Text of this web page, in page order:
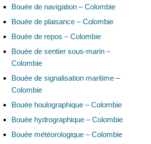
Bouée de navigation – Colombie
Bouée de plaisance – Colombie
Bouée de repos – Colombie
Bouée de sentier sous-marin –
Colombie
Bouée de signalisation maritime –
Colombie
Bouée houlographique – Colombie
Bouée hydrographique – Colombie
Bouée météorologique – Colombie